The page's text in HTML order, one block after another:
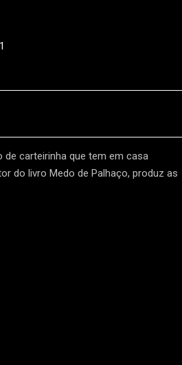
1
de carteirinha que tem em casa
do livro Medo de Palhaço, produz as